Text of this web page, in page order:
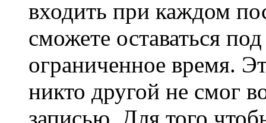
входить при каждом
сможете оставаться
ограниченное время.
никто другой не смог